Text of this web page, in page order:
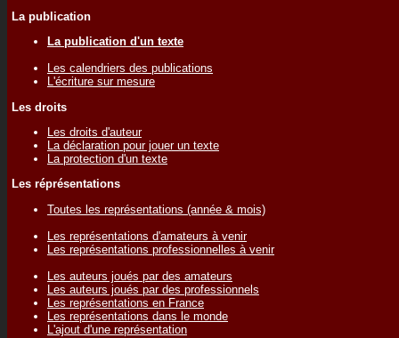
La publication
La publication d'un texte
Les calendriers des publications
L'écriture sur mesure
Les droits
Les droits d'auteur
La déclaration pour jouer un texte
La protection d'un texte
Les réprésentations
Toutes les représentations (année & mois)
Les représentations d'amateurs à venir
Les représentations professionnelles à venir
Les auteurs joués par des amateurs
Les auteurs joués par des professionnels
Les représentations en France
Les représentations dans le monde
L'ajout d'une représentation